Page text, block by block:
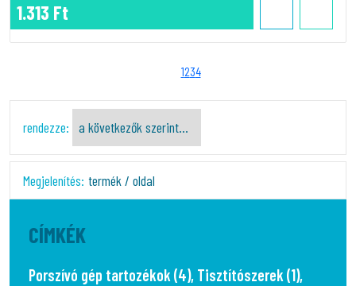
1.313 Ft
1234
rendezze:
Megjelenítés: termék / oldal
CÍMKÉK
Porszívó gép tartozékok (4), Tisztítószerek (1),